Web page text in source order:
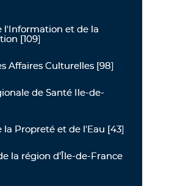
et de la Communication
l'Information et de la
[109]
Culturelles
Affaires Culturelles [98]
Santé Ile-de-France
de Santé Ile-de-
et de l'Eau
la Propreté et de l'Eau [43]
d’Île-de-France
la région d’Île-de-France